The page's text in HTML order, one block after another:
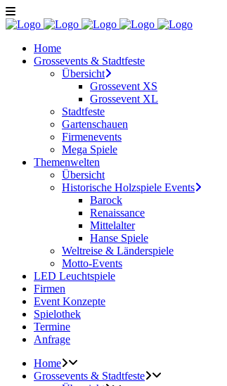
Home
Grossevents & Stadtfeste
Übersicht
Grossevent XS
Grossevent XL
Stadtfeste
Gartenschauen
Firmenevents
Mega Spiele
Themenwelten
Übersicht
Historische Holzspiele Events
Barock
Renaissance
Mittelalter
Hanse Spiele
Weltreise & Länderspiele
Motto-Events
LED Leuchtspiele
Firmen
Event Konzepte
Spielothek
Termine
Anfrage
Home
Grossevents & Stadtfeste